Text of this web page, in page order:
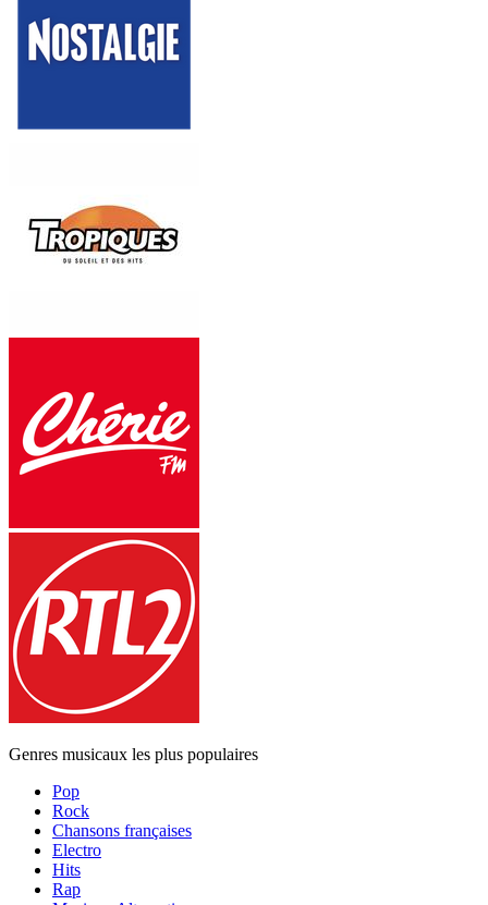
Genres musicaux les plus populaires
Pop
Rock
Chansons françaises
Electro
Hits
Rap